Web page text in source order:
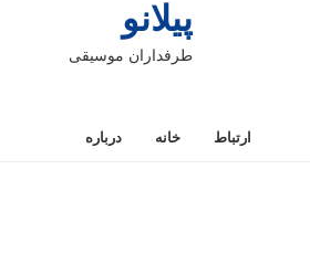
پیلانو
طرفداران موسیقی
ارتباط خانه درباره